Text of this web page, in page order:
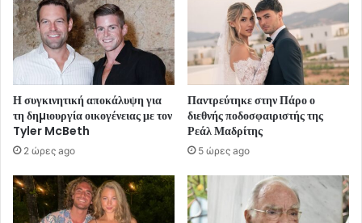
Η συγκινητική αποκάλυψη για
τη δηµιουργία οικογένειας με τον
Tyler McBeth
2 ώρες ago
Παντρεύτηκε στην Πάρο ο
διεθνής ποδοσφαιριστής της
Ρεάλ Μαδρίτης
5 ώρες ago